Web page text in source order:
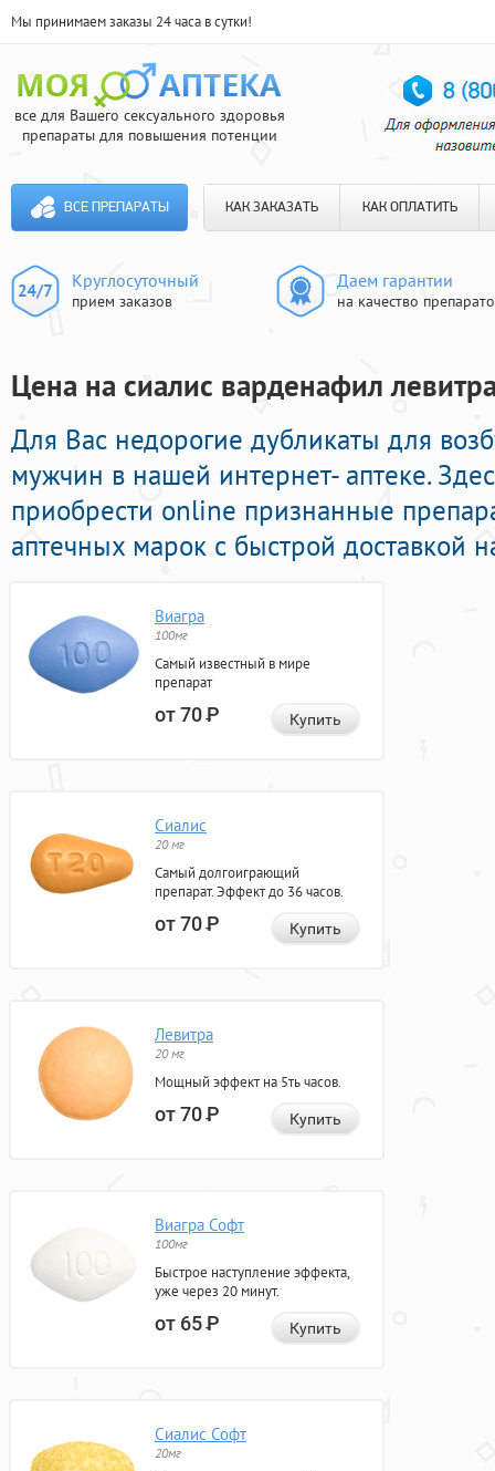
Мы принимаем заказы 24 часа в сутки!
все для Вашего сексуального здоровья
препараты для повышения потенции
ВСЕ ПРЕПАРАТЫ КАК ЗАКАЗАТЬ КАК ОПЛАТИТЬ
Круглосуточный
прием заказов
Даем гарантии
на качество
Цена на сиалис варденафил
Для Вас недорогие дубликаты для
мужчин в нашей интернет- аптеке.
приобрести online признанные
аптечных марок с быстрой доставкой
Виагра
100мг
Самый известный в мире
препарат
от 70Р Купить
Сиалис
20 мг
Самый долгоиграющий
препарат. Эффект до 36 часов.
от 70Р Купить
Левитра
20 мг
Мощный эффект на 5ть часов.
от 70Р Купить
Виагра Софт
100мг
Быстрое наступление эффекта,
уже через 20 минут.
от 65Р Купить
Сиалис Софт
20мг